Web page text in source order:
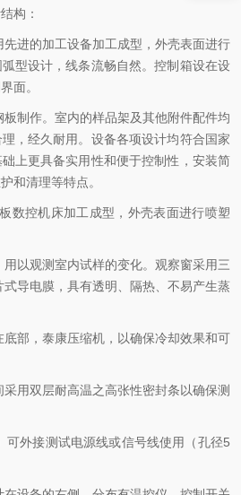
构：
进的加工设备加工成型，外壳表面进行
型设计，线条流畅自然。控制箱设在设
面。
制作。室内的样品架及其他附件配件均
，经久耐用。设备各项设计均符合国家
上更具备实用性和便于控制性，安装简
和清理等特点。
控机床加工成型，外壳表面进行喷塑
以观测室内试样的变化。观察窗采用三
导电膜，具有透明、隔热、不易产生蒸
部，泰康压缩机，以确保冷却效果和可
用双层耐高温之高张性密封条以确保测
外接测试电源线或信号线使用（孔径5